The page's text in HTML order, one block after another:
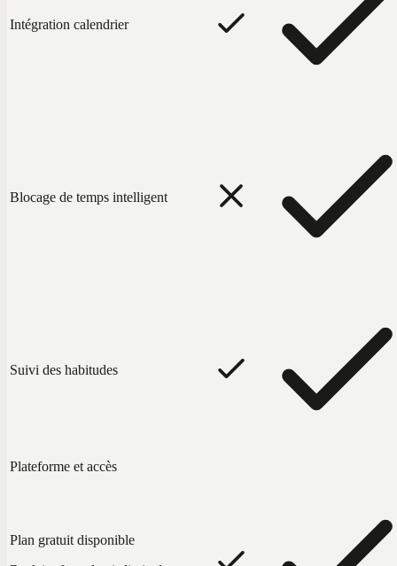
Intégration calendrier
Blocage de temps intelligent
Suivi des habitudes
Plateforme et accès
Plan gratuit disponible